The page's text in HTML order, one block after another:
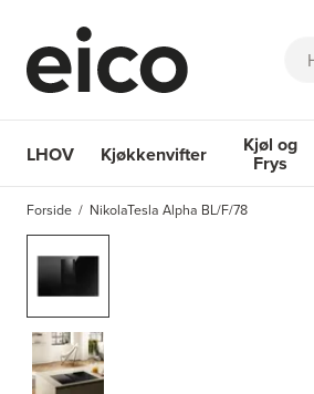
Søk
LHOV Kjøkkenvifter
Kjøkkenvifter
Kjøl og
Frys
Kjøl og Frys
Forside NikolaTesla Alpha BL/F/78